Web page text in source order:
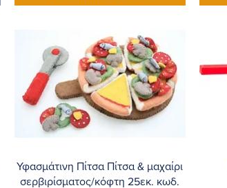
Γρήγορη προβολή
Υφασμάτινη Πίτσα Πίτσα & μαχαίρι
σερβιρίσματος/κόφτη 25εκ. κωδ.